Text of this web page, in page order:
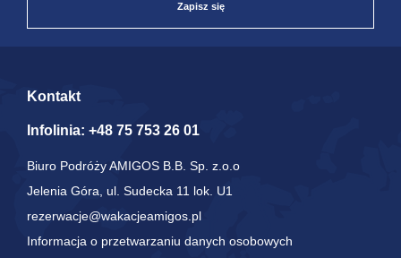
Zapisz się
Kontakt
Infolinia: +48 75 753 26 01
Biuro Podróży AMIGOS B.B. Sp. z.o.o
Jelenia Góra, ul. Sudecka 11 lok. U1
rezerwacje@wakacjeamigos.pl
Informacja o przetwarzaniu danych osobowych